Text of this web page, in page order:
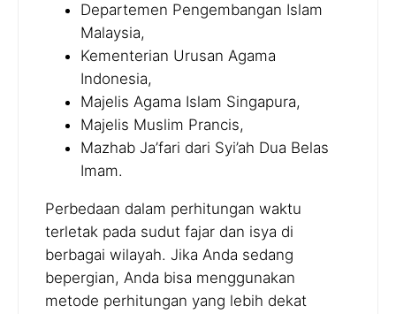
Departemen Pengembangan Islam
Malaysia,
Kementerian Urusan Agama
Indonesia,
Majelis Agama Islam Singapura,
Majelis Muslim Prancis,
Mazhab Ja’fari dari Syi’ah Dua Belas
Imam.
Perbedaan dalam perhitungan waktu
terletak pada sudut fajar dan isya di
berbagai wilayah. Jika Anda sedang
bepergian, Anda bisa menggunakan
metode perhitungan yang lebih dekat